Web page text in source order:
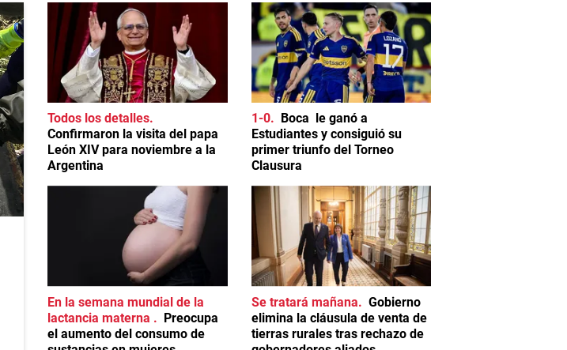
Todos los detalles
Confirmaron la visita del papa
León XIV para noviembre a la
Argentina
1-0
Boca le ganó a
Estudiantes y consiguió su
primer triunfo del Torneo
Clausura
En la semana mundial de la
lactancia materna
Preocupa
el aumento del consumo de
Se tratará mañana
Gobierno
elimina la cláusula de venta de
tierras rurales tras rechazo de